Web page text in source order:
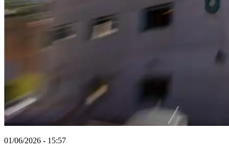
01/06/2026 - 15:57